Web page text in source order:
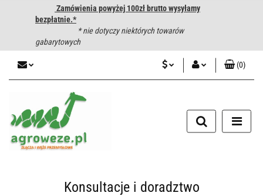
Zamówienia powyżej 100zł brutto wysyłamy
bezpłatnie.*
* nie dotyczy niektórych towarów
gabarytowych
Zarejestruj się
Dodaj zgłoszenie
(0)
Konsultacje i doradztwo